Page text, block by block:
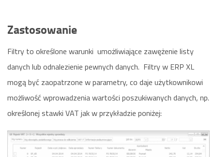
Zastosowanie
Filtry to określone warunki umożliwiające zawężenie listy
danych lub odnalezienie pewnych danych. Filtry w ERP XL
mogą być zaopatrzone w parametry, co daje użytkownikowi
możliwość wprowadzenia wartości poszukiwanych danych, np.
określonej stawki VAT jak w przykładzie poniżej: